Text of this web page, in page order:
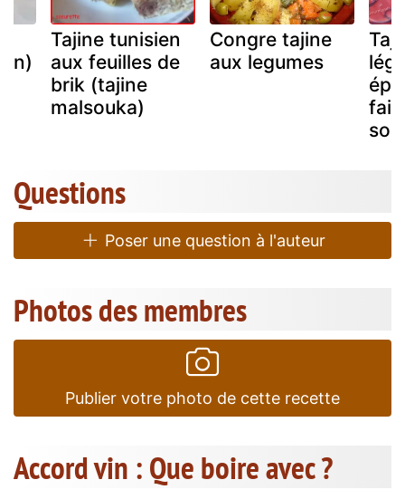
Tajine tunisien
aux feuilles de
brik (tajine
malsouka)
Congre tajine
aux legumes
Questions
Poser une question à l'auteur
Photos des membres
Publier votre photo de cette recette
Accord vin : Que boire avec ?